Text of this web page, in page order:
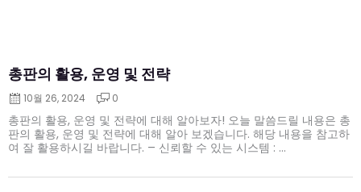
총판의 활용, 운영 및 전략
10월 26, 2024 0
총판의 활용, 운영 및 전략에 대해 알아보자! 오늘 말씀드릴 내용은 총
판의 활용, 운영 및 전략에 대해 알아 보겠습니다. 해당 내용을 참고하
여 잘 활용하시길 바랍니다. – 신뢰할 수 있는 시스템 : ...